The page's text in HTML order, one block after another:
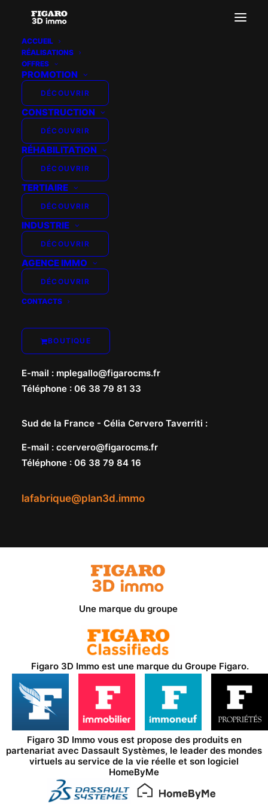
ACCUEIL
RÉALISATIONS
OFFRES
PROMOTION
DÉCOUVRIR
CONSTRUCTION
DÉCOUVRIR
RÉHABILITATION
DÉCOUVRIR
TERTIAIRE
DÉCOUVRIR
INDUSTRIE
DÉCOUVRIR
AGENCE IMMO
DÉCOUVRIR
CONTACTS
BOUTIQUE
Accueil
lafabrique@plan3d.immo
Nord de la France - Marie-Pierre Le Gallo
E-mail : mplegallo@figarocms.fr
Téléphone : 06 38 79 81 33
Sud de la France - Célia Cervero Taverriti :
E-mail : ccervero@figarocms.fr
Téléphone : 06 38 79 84 16
Une marque du groupe
Figaro 3D Immo est une marque du Groupe Figaro.
Figaro 3D Immo vous est propose des produits en
partenariat avec Dassault Systèmes, le leader des mondes
virtuels au service de la vie réelle et son logiciel
HomeByMe